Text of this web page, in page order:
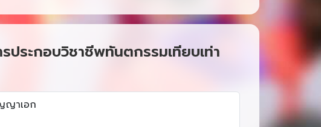
ระกอบวิชาชีพทันตกรรมเทียบเท่า
ญาเอก